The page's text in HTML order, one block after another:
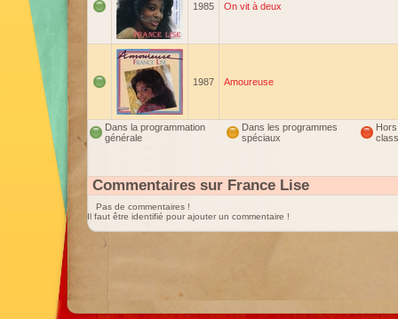
1985 On vit à deux
1987 Amoureuse
Dans la programmation
générale
Dans les programmes
spéciaux
Hors
Commentaires sur France Lise
Pas de commentaires !
Il faut être identifié pour ajouter un commentaire !